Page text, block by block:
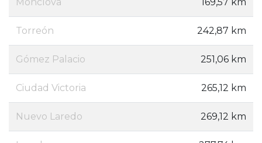
Torreón 242,87 km
Gómez Palacio 251,06 km
Ciudad Victoria 265,12 km
Nuevo Laredo 269,12 km